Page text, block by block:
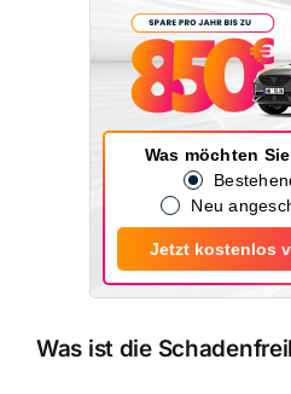
Was möchten
Neu
Jetzt kostenlos
Was ist die